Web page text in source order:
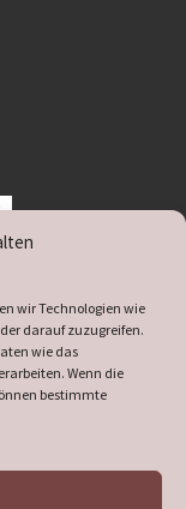
wir Technologien wie
darauf zuzugreifen.
wie das
Wenn die
bestimmte